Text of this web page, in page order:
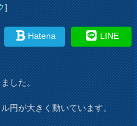
]
Hatena LINE
した。
円が大きく動いています。